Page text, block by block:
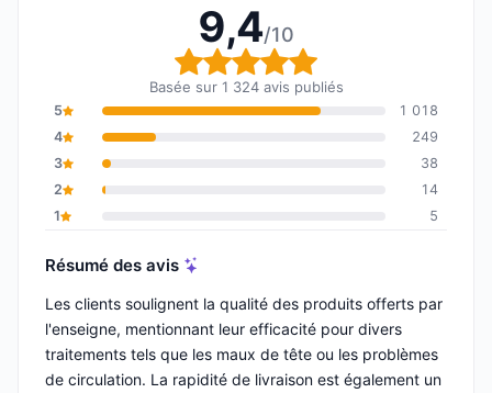
9,4/10
Note globale : 9,4 sur
Basée sur 1 324 avis publiés
5
1 018
4
249
3
38
2
14
1
5
Résumé des avis
Les clients soulignent la qualité des produits offerts par
l'enseigne, mentionnant leur efficacité pour divers
traitements tels que les maux de tête ou les problèmes
de circulation. La rapidité de livraison est également un